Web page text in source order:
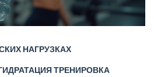
НАГРУЗКАХ
ТРЕНИРОВКА